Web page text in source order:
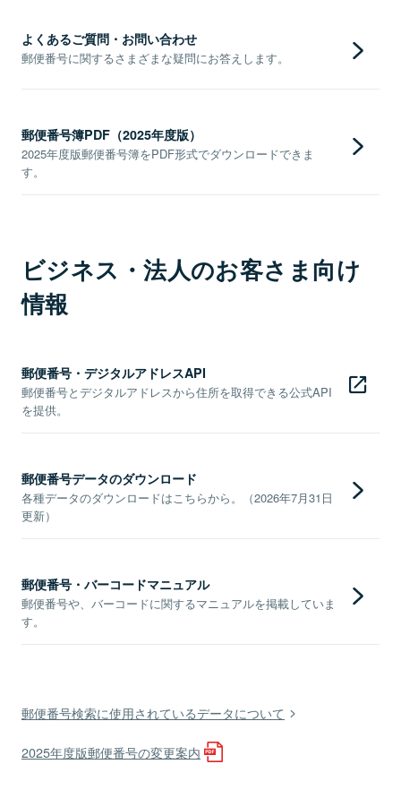
よくあるご質問・お問い合わせ
郵便番号に関するさまざまな疑問にお答えします。
郵便番号簿PDF（2025年度版）
2025年度版郵便番号簿をPDF形式でダウンロードできま
す。
ビジネス・法人のお客さま向け
情報
郵便番号・デジタルアドレスAPI
郵便番号とデジタルアドレスから住所を取得できる公式API
を提供。
郵便番号データのダウンロード
各種データのダウンロードはこちらから。（2026年7月31日
更新）
郵便番号・バーコードマニュアル
郵便番号や、バーコードに関するマニュアルを掲載していま
す。
郵便番号検索に使用されているデータについて
2025年度版郵便番号の変更案内